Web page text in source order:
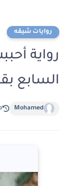
روايات شيقه
رواية
السابع
Mohamed